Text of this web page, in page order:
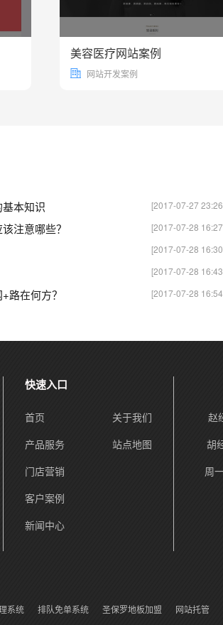
美容医疗网站案例
网站开发案例
本知识 [2017-07-27
注意哪些？ [2017-07-28
[2017-07-28
[2017-07-28
路在何方？ [2017-07-28
快速入口
首页
产品服务
门店营销
客户案例
新闻中心
关于我们
站点地图
赵
胡
周
系统 排队免单系统 圣保罗地板加盟 网站托管